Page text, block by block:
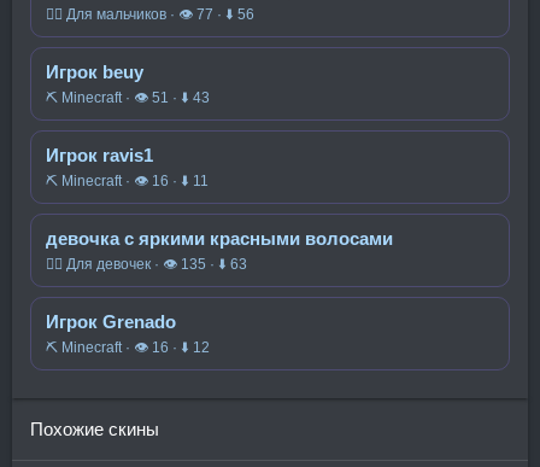
🧍‍♂️ Для мальчиков · 👁 77 · ⬇ 56
Игрок beuy
⛏️ Minecraft · 👁 51 · ⬇ 43
Игрок ravis1
⛏️ Minecraft · 👁 16 · ⬇ 11
девочка с яркими красными волосами
🧍‍♀️ Для девочек · 👁 135 · ⬇ 63
Игрок Grenado
⛏️ Minecraft · 👁 16 · ⬇ 12
Похожие скины